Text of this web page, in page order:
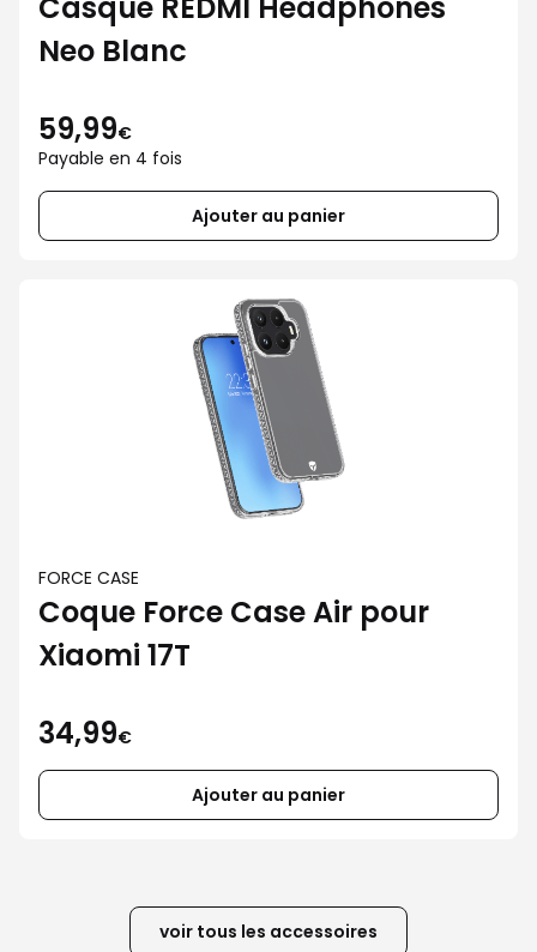
Neo Blanc
59,99€
Payable en 4 fois
Ajouter au panier
FORCE CASE
Coque Force Case Air pour
Xiaomi 17T
34,99€
Ajouter au panier
voir tous les accessoires